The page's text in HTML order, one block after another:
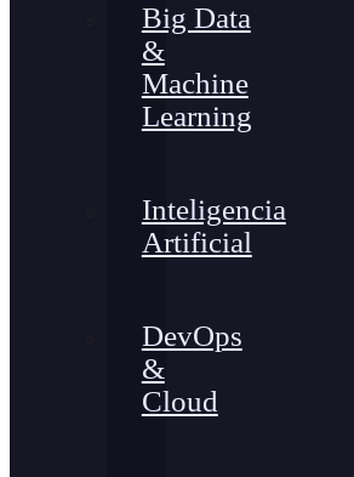
Big Data
&
Machine
Learning
Inteligencia
Artificial
DevOps
&
Cloud